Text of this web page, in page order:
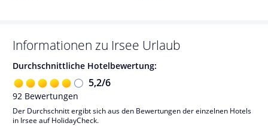
Informationen zu Irsee Urlaub
Durchschnittliche Hotelbewertung:
5,2/6
92 Bewertungen
Der Durchschnitt ergibt sich aus den Bewertungen der einzelnen Hotels
in Irsee auf HolidayCheck.